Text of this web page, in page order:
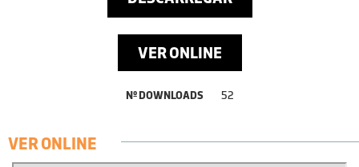
VER ONLINE
Nº DOWNLOADS 52
VER ONLINE